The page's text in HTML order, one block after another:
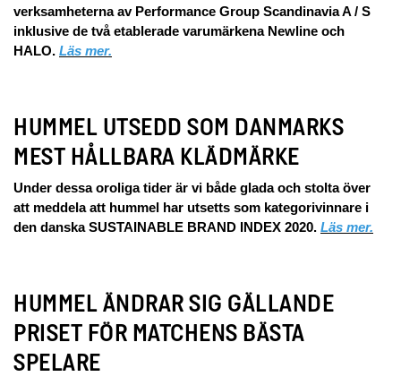
verksamheterna av Performance Group Scandinavia A / S
inklusive de två etablerade varumärkena Newline och
HALO. Läs mer.
HUMMEL UTSEDD SOM DANMARKS
MEST HÅLLBARA KLÄDMÄRKE
Under dessa oroliga tider är vi både glada och stolta över
att meddela att hummel har utsetts som kategorivinnare i
den danska SUSTAINABLE BRAND INDEX 2020. Läs mer.
HUMMEL ÄNDRAR SIG GÄLLANDE
PRISET FÖR MATCHENS BÄSTA
SPELARE